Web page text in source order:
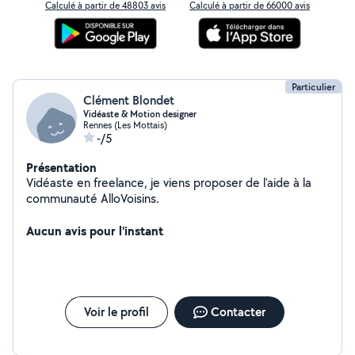
Calculé à partir de 48803 avis Calculé à partir de 66000 avis
Particulier
Clément Blondet
Vidéaste & Motion designer
Rennes (Les Mottais)
-/5
Présentation
Vidéaste en freelance, je viens proposer de l'aide à la
communauté AlloVoisins.
Aucun avis pour l'instant
Voir le profil Contacter